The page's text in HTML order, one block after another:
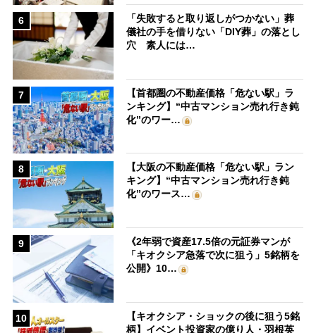
6
「失敗すると取り返しがつかない」葬
儀社の手を借りない「DIY葬」の落とし
穴 素人には…
7
【首都圏の不動産価格「危ない駅」ラ
ンキング】“中古マンション売れ行き鈍
化”のワー…
8
【大阪の不動産価格「危ない駅」ラン
キング】“中古マンション売れ行き鈍
化”のワース…
9
《2年弱で資産17.5倍の元証券マンが
「キオクシア急落で次に狙う」5銘柄を
公開》10…
10
【キオクシア・ショックの後に狙う5銘
柄】イベント投資家の億り人・羽根英